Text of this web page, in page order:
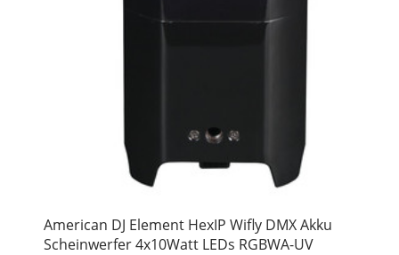
American DJ Element HexIP Wifly DMX Akku
Scheinwerfer 4x10Watt LEDs RGBWA-UV